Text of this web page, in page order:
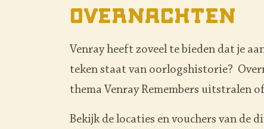
Overnachten
Venray heeft zoveel te bieden dat je
teken staat van oorlogshistorie?
thema Venray Remembers uitstralen
Bekijk de locaties en vouchers van de